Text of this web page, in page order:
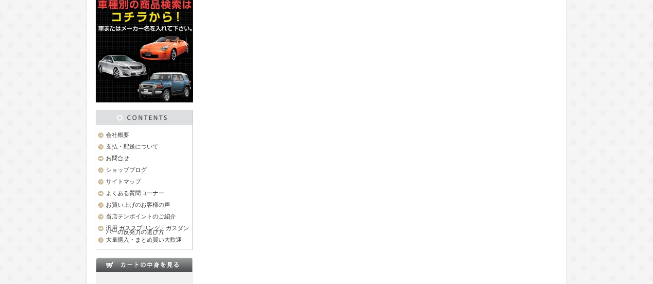
会社概要
支払・配送について
お問合せ
ショップブログ
サイトマップ
よくある質問コーナー
お買い上げのお客様の声
当店テンポイントのご紹介
汎用 ガススプリング・ガスダン
パーの反発力の選び方
大量購入・まとめ買い大歓迎